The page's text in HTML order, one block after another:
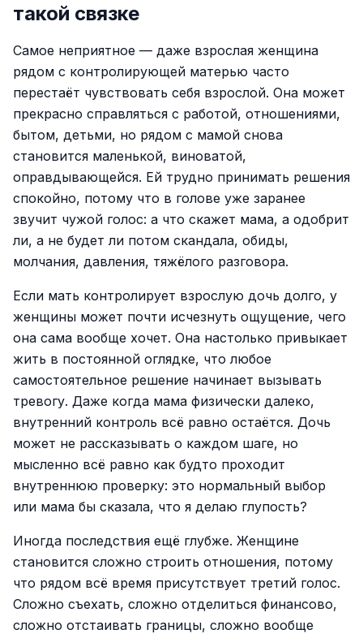
такой связке
Самое неприятное — даже взрослая женщина
рядом с контролирующей матерью часто
перестаёт чувствовать себя взрослой. Она может
прекрасно справляться с работой, отношениями,
бытом, детьми, но рядом с мамой снова
становится маленькой, виноватой,
оправдывающейся. Ей трудно принимать решения
спокойно, потому что в голове уже заранее
звучит чужой голос: а что скажет мама, а одобрит
ли, а не будет ли потом скандала, обиды,
молчания, давления, тяжёлого разговора.
Если мать контролирует взрослую дочь долго, у
женщины может почти исчезнуть ощущение, чего
она сама вообще хочет. Она настолько привыкает
жить в постоянной оглядке, что любое
самостоятельное решение начинает вызывать
тревогу. Даже когда мама физически далеко,
внутренний контроль всё равно остаётся. Дочь
может не рассказывать о каждом шаге, но
мысленно всё равно как будто проходит
внутреннюю проверку: это нормальный выбор
или мама бы сказала, что я делаю глупость?
Иногда последствия ещё глубже. Женщине
становится сложно строить отношения, потому
что рядом всё время присутствует третий голос.
Сложно съехать, сложно отделиться финансово,
сложно отстаивать границы, сложно вообще